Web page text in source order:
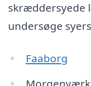
skræddersyede
undersøge
Faaborg